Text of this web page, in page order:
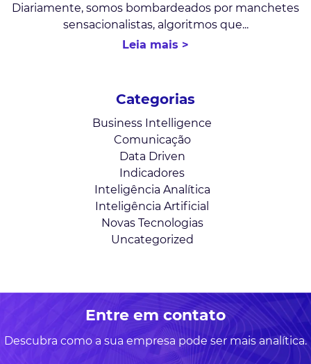
Diariamente, somos bombardeados por manchetes
sensacionalistas, algoritmos que...
Leia mais >
Categorias
Business Intelligence
Comunicação
Data Driven
Indicadores
Inteligência Analítica
Inteligência Artificial
Novas Tecnologias
Uncategorized
Entre em contato
Descubra como a sua empresa pode ser mais analítica.